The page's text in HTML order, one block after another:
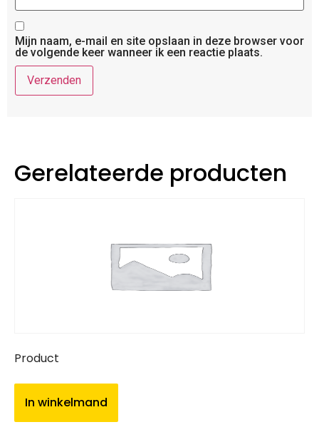
Mijn naam, e-mail en site opslaan in deze browser voor
de volgende keer wanneer ik een reactie plaats.
Gerelateerde producten
Product
In winkelmand